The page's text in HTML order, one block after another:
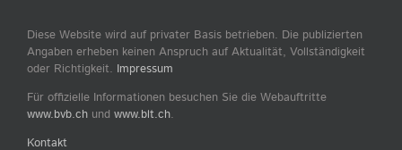
Diese Website wird auf privater Basis betrieben. Die publizierten
Angaben erheben keinen Anspruch auf Aktualität, Vollständigkeit
oder Richtigkeit. Impressum
Für offizielle Informationen besuchen Sie die Webauftritte
www.bvb.ch und www.blt.ch.
Kontakt